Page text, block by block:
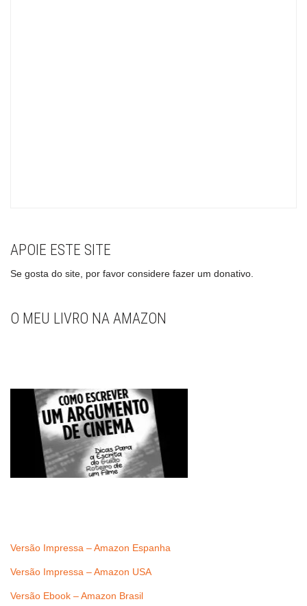
APOIE ESTE SITE
Se gosta do site, por favor considere fazer um donativo.
O MEU LIVRO NA AMAZON
Versão Impressa – Amazon Espanha
Versão Impressa – Amazon USA
Versão Ebook – Amazon Brasil